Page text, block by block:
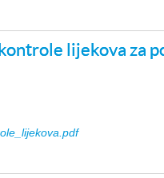
lijekova za